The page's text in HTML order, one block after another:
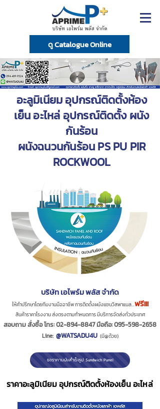
ดู Catalogue Online
อะลูมิเนียม อุปกรณ์ติดตั้งห้อง
เย็นอะไหล่ อุปกรณ์ติดตั้ง ผนัง
กันร้อน
ผนังฉนวนกันร้อนPS PU PIR
ROCKWOOL
บริษัท เอไพร์ม พลัส จำกัด
ให้คำปรึกษาโดยทีมงานมืออาชีพ การติดตั้งผนังแซนวิสพาแนล...ฟรี!!!
สินค้าราคาโรงงาน ส่งตรงตามกำหนดการ มีบริการจัดส่งทั่วประเทศ
สอบถาม สั่งซื้อ โทร:02-894-8847มือถือ:095-598-2658
Line: @WATSADU4U (มี@ด้วย)
ขอราคาผนังสำเร็จรูป Sandwich Panel
ราคาอะลูมิเนียม อุปกรณ์ติดตั้งห้องเย็นอะไหล่